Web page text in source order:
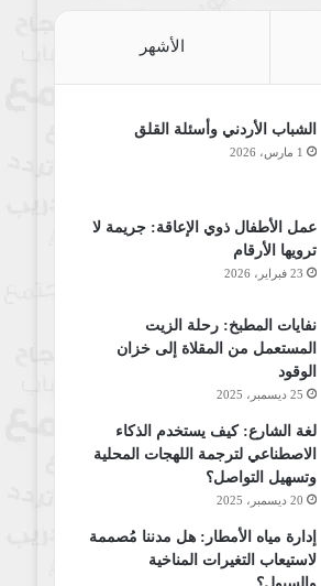
الأشهر
الشباب الأردني وأسئلة القلق
1 مارس، 2026
عمل الأطفال ذوي الإعاقة: جريمة لا
ترويها الأرقام
23 فبراير، 2026
نفايات المطبخ: رحلة الزيت
المستعمل من المقلاة إلى خزان
الوقود
25 ديسمبر، 2025
لغة الشارع: كيف يستخدم الذكاء
الاصطناعي لترجمة اللهجات المحلية
وتسهيل التواصل؟
20 ديسمبر، 2025
إدارة مياه الأمطار: هل مدننا مُصممة
لاستيعاب التغيرات المناخية